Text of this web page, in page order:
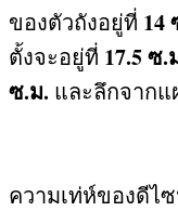
ของตัวถังอยู่ที่ 14
ตั้งจะอยู่ที่ 17.5ซ.
ซ.ม. และลึกจากแ
ความเท่ห์ของดีไ